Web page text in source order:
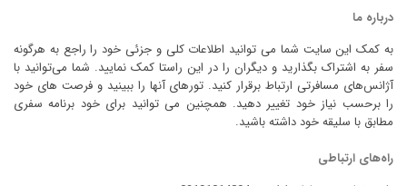
درباره ما
به کمک این سایت شما می توانید اطلاعات کلی و جزئی خود را راجع به هرگونه
سفر به اشتراک بگذارید و دیگران را در این راستا کمک نمایید. شما می‌توانید با
آژانس‌های مسافرتی ارتباط برقرار کنید. تورهای آنها را ببینید و فرصت های خود
را برحسب نیاز خود تغییر دهید. همچنین می توانید برای خود برنامه سفری
مطابق با سلیقه خود داشته باشید.
راه‌های ارتباطی